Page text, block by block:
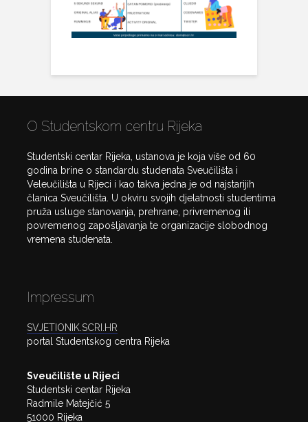
O Studentskom centru Rijeka
Studentski centar Rijeka, ustanova je koja više od 60
godina brine o standardu studenata Sveučilišta i
Veleučilišta u Rijeci i kao takva jedna je od najstarijih
članica Sveučilišta. U okviru svojih djelatnosti studentima
pruža usluge stanovanja, prehrane, privremenog ili
povremenog zapošljavanja te organizacije slobodnog
vremena studenata.
Impressum
SVJETIONIK.SCRI.HR
portal Studentskog centra Rijeka
Sveučilište u Rijeci
Studentski centar Rijeka
Radmile Matejčić 5
51000 Rijeka